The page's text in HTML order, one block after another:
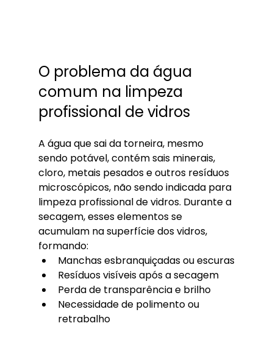
O problema da água
comum na limpeza
profissional de vidros
A água que sai da torneira, mesmo
sendo potável, contém sais minerais,
cloro, metais pesados e outros resíduos
microscópicos, não sendo indicada para
limpeza profissional de vidros. Durante a
secagem, esses elementos se
acumulam na superfície dos vidros,
formando:
Manchas esbranquiçadas ou escuras
Resíduos visíveis após a secagem
Perda de transparência e brilho
Necessidade de polimento ou
retrabalho